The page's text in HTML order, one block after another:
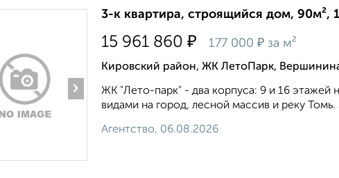
›
3-к квартира, строящийся дом, 90м²,
15 961 860 ₽ 177 000 ₽ за м²
Кировский район, ЖК ЛетоПарк,
ЖК "Лето-парк" - два корпуса: 9 и 16 этажей
видами на город, лесной массив и реку
Агентство, 06.08.2026